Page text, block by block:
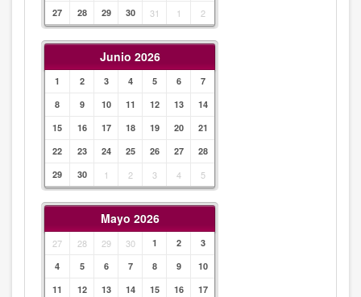
27
28 29 30 31 1 2
Junio 2026
1 2 3 4 5 6
7
8
9 10 11 12 13
14
15
16 17 18 19 20
21
22
23 24 25 26 27
28
29
30 1 2 3 4 5
Mayo 2026
27 28 29 30 1 2
3
4
5 6 7 8 9
10
11
12 13 14 15 16
17